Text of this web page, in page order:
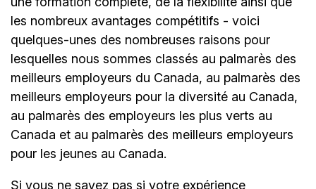
les nombreux avantages compétitifs - voici
quelques-unes des nombreuses raisons pour
lesquelles nous sommes classés au palmarès des
meilleurs employeurs du Canada, au palmarès des
meilleurs employeurs pour la diversité au Canada,
au palmarès des employeurs les plus verts au
Canada et au palmarès des meilleurs employeurs
pour les jeunes au Canada.
Si vous ne savez pas si votre expérience